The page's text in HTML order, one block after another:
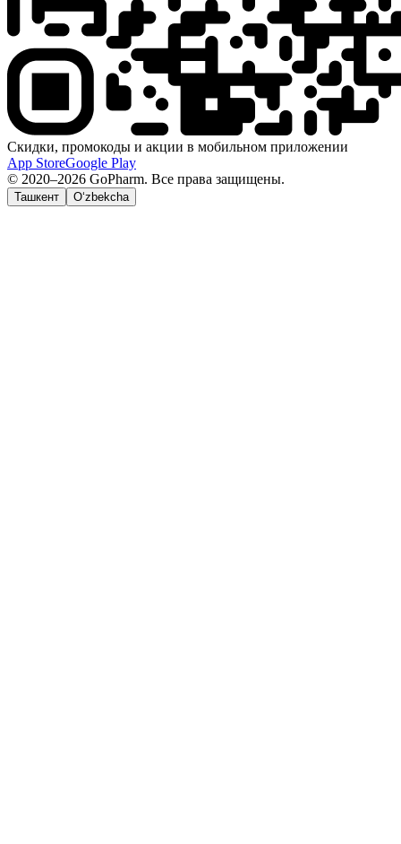
Скидки, промокоды и акции в мобильном приложении
App StoreGoogle Play
© 2020–2026 GoPharm. Все права защищены.
Ташкент O‘zbekcha